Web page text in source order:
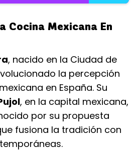
Cocina Mexicana En
, nacido en la Ciudad de
la percepción
en España. Su
, en la capital mexicana,
por su propuesta
fusiona la tradición con